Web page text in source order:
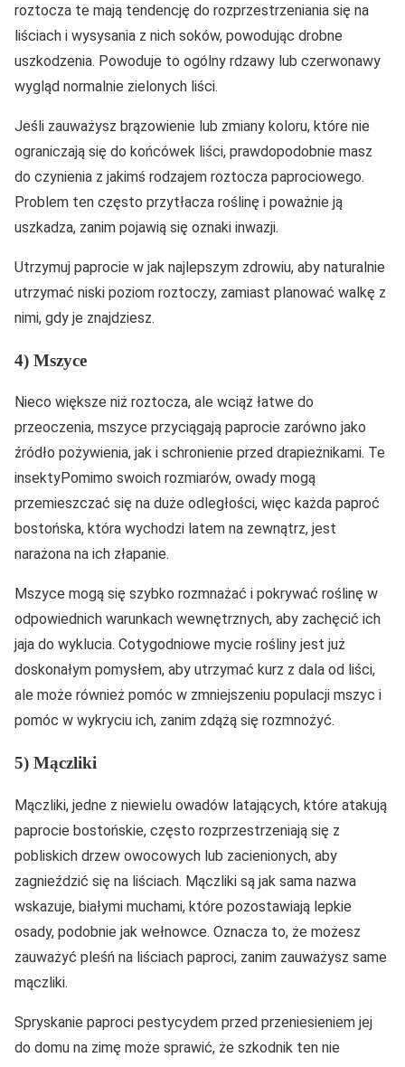
roztocza te mają tendencję do rozprzestrzeniania się na
liściach i wysysania z nich soków, powodując drobne
uszkodzenia. Powoduje to ogólny rdzawy lub czerwonawy
wygląd normalnie zielonych liści.
Jeśli zauważysz brązowienie lub zmiany koloru, które nie
ograniczają się do końcówek liści, prawdopodobnie masz
do czynienia z jakimś rodzajem roztocza paprociowego.
Problem ten często przytłacza roślinę i poważnie ją
uszkadza, zanim pojawią się oznaki inwazji.
Utrzymuj paprocie w jak najlepszym zdrowiu, aby naturalnie
utrzymać niski poziom roztoczy, zamiast planować walkę z
nimi, gdy je znajdziesz.
4) Mszyce
Nieco większe niż roztocza, ale wciąż łatwe do
przeoczenia, mszyce przyciągają paprocie zarówno jako
źródło pożywienia, jak i schronienie przed drapieżnikami. Te
insektyPomimo swoich rozmiarów, owady mogą
przemieszczać się na duże odległości, więc każda paproć
bostońska, która wychodzi latem na zewnątrz, jest
narażona na ich złapanie.
Mszyce mogą się szybko rozmnażać i pokrywać roślinę w
odpowiednich warunkach wewnętrznych, aby zachęcić ich
jaja do wyklucia. Cotygodniowe mycie rośliny jest już
doskonałym pomysłem, aby utrzymać kurz z dala od liści,
ale może również pomóc w zmniejszeniu populacji mszyc i
pomóc w wykryciu ich, zanim zdążą się rozmnożyć.
5) Mączliki
Mączliki, jedne z niewielu owadów latających, które atakują
paprocie bostońskie, często rozprzestrzeniają się z
pobliskich drzew owocowych lub zacienionych, aby
zagnieździć się na liściach. Mączliki są jak sama nazwa
wskazuje, białymi muchami, które pozostawiają lepkie
osady, podobnie jak wełnowce. Oznacza to, że możesz
zauważyć pleśń na liściach paproci, zanim zauważysz same
mączliki.
Spryskanie paproci pestycydem przed przeniesieniem jej
do domu na zimę może sprawić, że szkodnik ten nie